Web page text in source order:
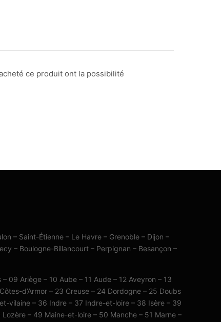
ce produit ont la possibilité
– Saint-Étienne – Le Havre – Grenoble – Dijon –
– Boulogne-Billancourt – Perpignan – Besançon –
Ariège – 10 Aube – 11 Aude – 12 Aveyron – 13
d’Armor – 23 Creuse – 24 Dordogne – 25 Doubs
vilaine – 36 Indre – 37 Indre-et-loire – 38 Isère – 39
– 49 Maine-et-loire – 50 Manche – 51 Marne –